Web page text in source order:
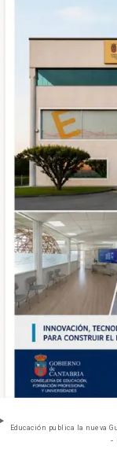
Educación publica la nueva
-